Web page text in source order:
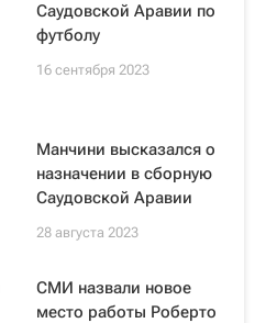
Саудовской Аравии по
футболу
16 сентября 2023
Манчини высказался о
назначении в сборную
Саудовской Аравии
28 августа 2023
СМИ назвали новое
место работы Роберто